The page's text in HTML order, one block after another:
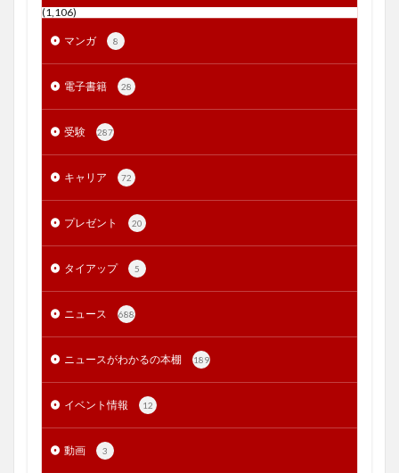
(1,106)
マンガ 8
電子書籍 28
受験 287
キャリア 72
プレゼント 20
タイアップ 5
ニュース 688
ニュースがわかるの本棚 189
イベント情報 12
動画 3